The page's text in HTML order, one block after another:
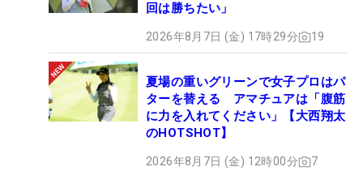
回は勝ちたい」
2026年8月7日 (金) 17時29分 19
夏場の重いグリーンで女子プロはパ
ターを替える アマチュアは「腹筋
に力を入れてください」【大西翔太
のHOTSHOT】
2026年8月7日 (金) 12時00分 7